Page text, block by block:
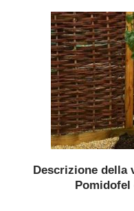
Descrizione della